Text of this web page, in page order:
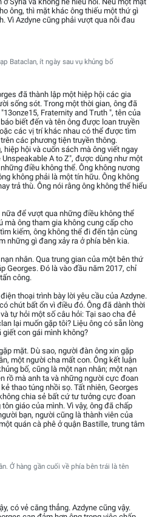
ông, thì mặt khác ông thiếu một thứ gì
Vì Azdyne cũng phải vượt qua nỗi đau
Bataclan, ít ngày sau vụ khủng bố
đã thành lập một hiệp hội các gia
sống sót. Trong một thời gian, ông đã
Fraternity and Truth ", tên của
biết đến và tên ông được loan truyền
các vị trí khác nhau có thể được tìm
các phương tiện truyền thông.
hiệp hội và cuốn sách mà ông viết ngay
A to Z", được dùng như một
điều không thể. Ông không nương
không phải là một tín hữu. Ông không
trả thù. Ông nói rằng ông không thể hiểu
để vượt qua những điều không thể
mà ông tham gia không cung cấp cho
kiếm, ông không thể đi đến tận cùng
những gì đang xảy ra ở phía bên kia.
nhân. Qua trung gian của một bên thứ
Georges. Đó là vào đầu năm 2017, chỉ
công.
thoại trình bày lời yêu cầu của Azdyne.
chút bất ổn vì điều đó. Ông đã dành thời
tự hỏi một số câu hỏi: Tại sao cha đẻ
lại muốn gặp tôi? Liệu ông có sẵn lòng
con gái mình không?
mặt. Dù sao, người đàn ông xin gặp
một người cha mất con. Ông kết luận
bố, cũng là một nạn nhân; một nạn
rồ mà anh ta và những người cực đoan
thao túng nhồi sọ. Tất nhiên, Georges
chia sẻ bất cứ tư tưởng cực đoan
giáo của mình. Vì vậy, ông đã chấp
bạn, người cũng là thành viên của
quán cà phê ở quận Bastille, trung tâm
Ở hàng gần cuối về phía bên trái là tên
có vẻ căng thẳng. Azdyne cũng vậy.